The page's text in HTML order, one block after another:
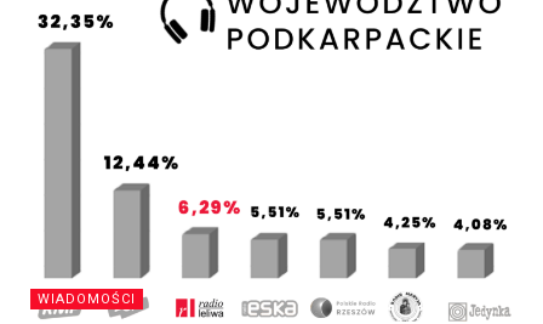
WIADOMOŚCI